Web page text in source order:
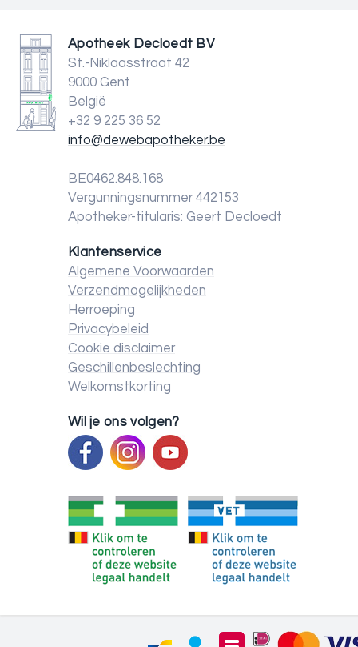
Apotheek Decloedt BV
St.-Niklaasstraat 42
9000 Gent
België
+32 9 225 36 52
info@dewebapotheker.be
BE0462.848.168
Vergunningsnummer 442153
Apotheker-titularis: Geert Decloedt
Klantenservice
Algemene Voorwaarden
Verzendmogelijkheden
Herroeping
Privacybeleid
Cookie disclaimer
Geschillenbeslechting
Welkomstkorting
Wil je ons volgen?